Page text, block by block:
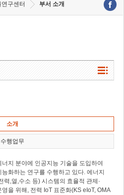
연구센터 부서 소개
소개
수행업무
너지 분야에 인공지능 기술을 도입하여
능화하는 연구를 수행하고 있다. 에너지
력,열,수소 등) 시스템의 효율적 관제·
영을 위해, 전력 IoT 표준화(KS eIoT, OMA